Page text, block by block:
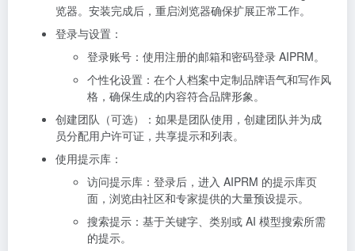
览器。安装完成后，重启浏览器确保扩展正常工作。
登录与设置：
登录账号：使用注册的邮箱和密码登录 AIPRM。
个性化设置：在个人档案中定制品牌语气和写作风
格，确保生成的内容符合品牌形象。
创建团队（可选）：如果是团队使用，创建团队并为成
员分配用户许可证，共享提示和列表。
使用提示库：
访问提示库：登录后，进入 AIPRM 的提示库页
面，浏览由社区和专家提供的大量预设提示。
搜索提示：基于关键字、类别或 AI 模型搜索所需
的提示。